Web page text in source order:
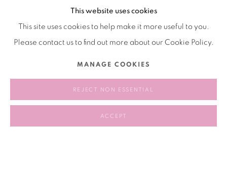
世纪与20世纪交替期探险家斯文·赫定的著书《游移湖》
（1938），该书记录了一个位于中国沙漠地区的水体的迁移；
与此同时项目还以编年史的方式记录了艺术家父亲的逝世、艺
This website uses cookies
This site uses cookies to help make it more useful to you.
Please contact us to find out more about our Cookie Policy.
MANAGE COOKIES
REJECT NON ESSENTIAL
ACCEPT